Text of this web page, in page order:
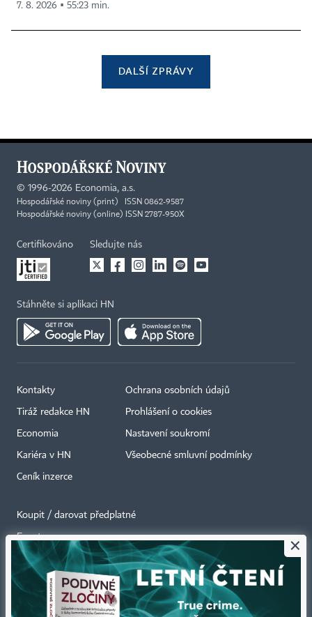
7. 8. 2026 ▪ 55:23 min.
DALŠÍ ZPRÁVY
© 1996-2026 Economia, a.s.
Hospodářské noviny (print) ISSN 0862-9587
Hospodářské noviny (online) ISSN 2787-950X
Certifikováno Sledujte nás
Stáhněte si aplikaci HN
Kontakty
Tiráž redakce HN
Economia
Kariéra v HN
Ceník inzerce
Ochrana osobních údajů
Prohlášení o cookies
Nastavení soukromí
Všeobecné smluvní podmínky
Koupit / darovat předplatné
Eventy
Newslettery
RSS kanály
×